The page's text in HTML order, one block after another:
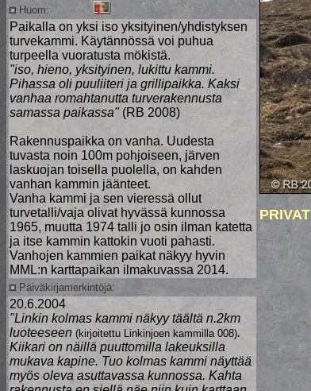
PRIVAT
Huom:
Paikalla on yksi iso yksityinen/yhdistyksen
turvekammi. Käytännössä voi puhua
turpeella vuoratusta mökistä.
"iso, hieno, yksityinen, lukittu kammi.
Pihassa oli puuliiteri ja grillipaikka. Kaksi
vanhaa romahtanutta turverakennusta
samassa paikassa"(RB 2008)
Rakennuspaikka on vanha. Uudesta
tuvasta noin 100m pohjoiseen, järven
laskuojan toisella puolella, on kahden
vanhan kammin jäänteet.
Vanha kammi ja sen vieressä ollut
turvetalli/vaja olivat hyvässä kunnossa
1965, muutta 1974 talli jo osin ilman katetta
ja itse kammin kattokin vuoti pahasti.
Vanhojen kammien paikat näkyy hyvin
MML:n karttapaikan ilmakuvassa 2014.
Päiväkirjamerkintöjä:
20.6.2004
"Linkin kolmas kammi näkyy täältä n.2km
luoteeseen (kirjoitettu Linkinjoen kammilla 008).
Kiikari on näillä puuttomilla lakeuksilla
mukava kapine. Tuo kolmas kammi näyttää
myös oleva asuttavassa kunnossa. Kahta